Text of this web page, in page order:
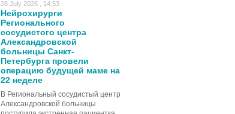
28 July 2026 , 14:53
Нейрохирурги
Регионального
сосудистого центра
Александровской
больницы Санкт-
Петербурга провели
операцию будущей маме на
22 неделе
В Региональный сосудистый центр
Александровской больницы